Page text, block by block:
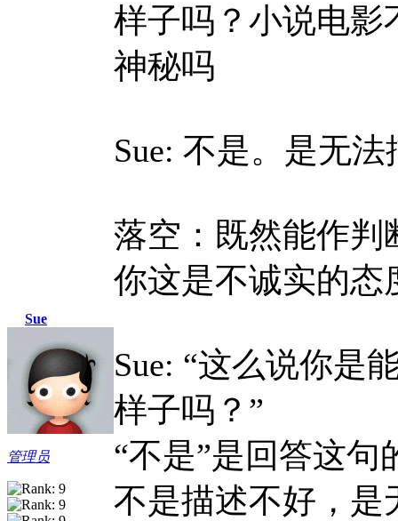
Sue
管理员
样子吗？小说电影
神秘吗
Sue: 不是。是无法
落空：既然能作判
你这是不诚实的态
Sue: “这么说你是
样子吗？”
“不是”是回答这句
不是描述不好，是